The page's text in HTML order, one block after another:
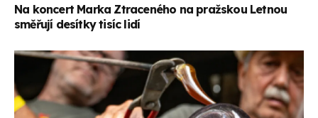
Na koncert Marka Ztraceného na pražskou Letnou
směřují desítky tisíc lidí